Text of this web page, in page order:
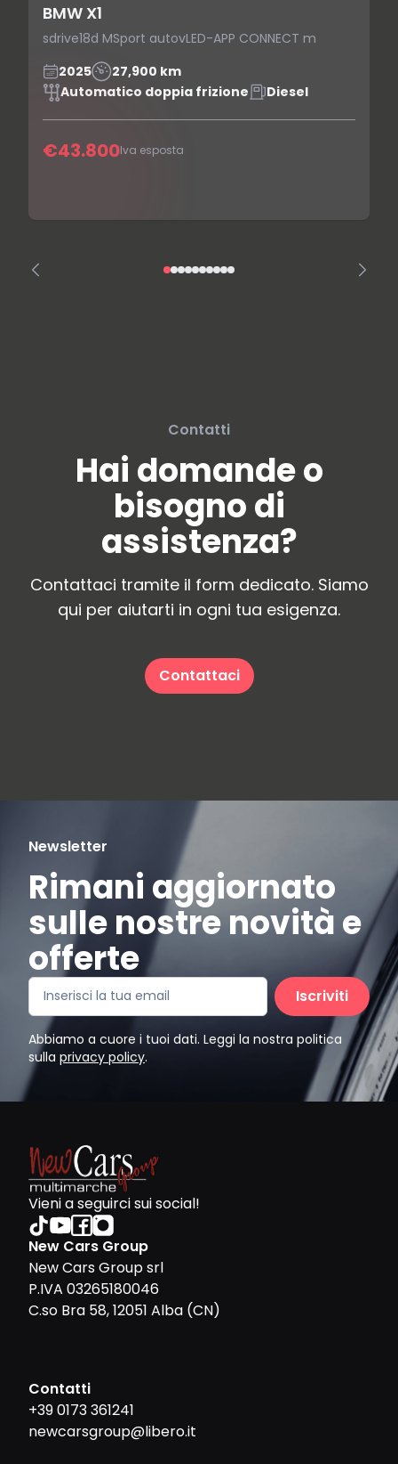
BMW X1
sdrive18d MSport autovLED-APP CONNECT m
2025
27,900 km
Automatico doppia frizione
Diesel
€43.800Iva esposta
Contatti
Hai domande o
bisogno di
assistenza?
Contattaci tramite il form dedicato. Siamo
qui per aiutarti in ogni tua esigenza.
Contattaci
Newsletter
Rimani aggiornato
sulle nostre novità e
offerte
Iscriviti
Abbiamo a cuore i tuoi dati. Leggi la nostra politica
sulla privacy policy.
Vieni a seguirci sui social!
New Cars Group
New Cars Group srl
P.IVA 03265180046
C.so Bra 58, 12051 Alba (CN)
Contatti
+39 0173 361241
newcarsgroup@libero.it